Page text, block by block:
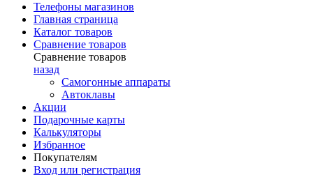
Телефоны магазинов
Главная страница
Каталог товаров
Сравнение товаров
Сравнение товаров
назад
Самогонные аппараты
Автоклавы
Акции
Подарочные карты
Калькуляторы
Избранное
Покупателям
Вход или регистрация